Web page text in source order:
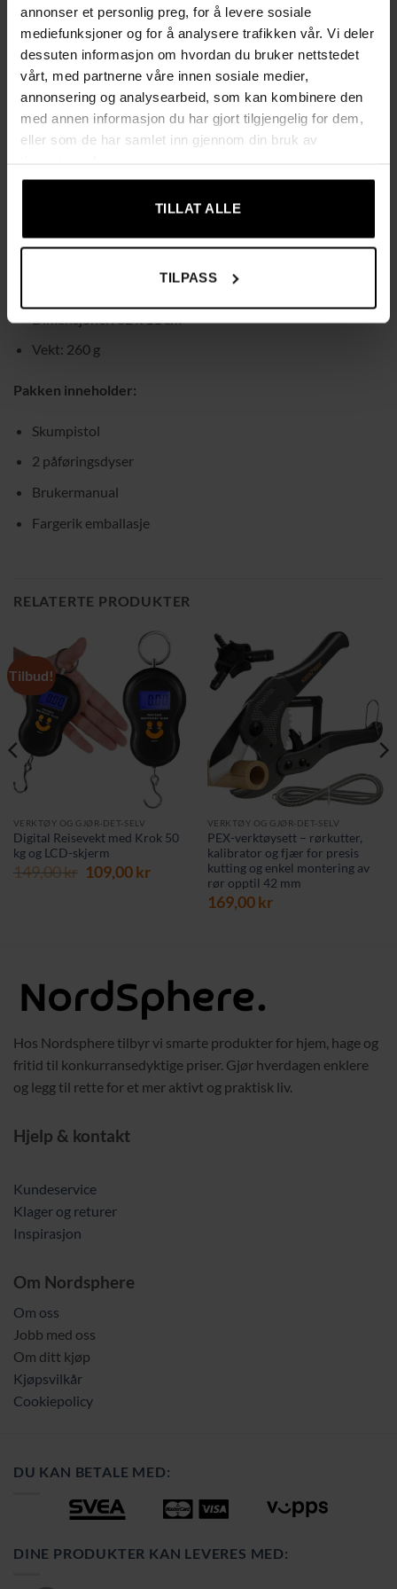
annonser et personlig preg, for å levere sosiale
mediefunksjoner og for å analysere trafikken vår. Vi deler
dessuten informasjon om hvordan du bruker nettstedet
vårt, med partnerne våre innen sosiale medier,
annonsering og analysearbeid, som kan kombinere den
med annen informasjon du har gjort tilgjengelig for dem,
eller som de har samlet inn gjennom din bruk av
TILLAT ALLE
TILPASS
Ergonomisk og sklisikkert håndtak– Tilpasser seg
naturlig til håndbevegelser og reduserer tretthet ved
lengre bruk.
Ekstra trygghet– Medfølgende ettermarkedspakke gir
økt brukskomfort.
Vekt: 260 g
Pakken inneholder:
Skumpistol
2 påføringsdyser
Brukermanual
Fargerik emballasje
RELATERTE PRODUKTER
Tilbud!
VERKTØY OG GJØR-DET-SELV
Digital Reisevekt med Krok 50
kg og LCD-skjerm
149,00kr Opprinnelig
109,00krNåværende
VERKTØY OG GJØR-DET-SELV
PEX-verktøysett – rørkutter,
kalibrator og fjær for presis
kutting og enkel montering av
rør opptil 42 mm
169,00kr
Hos Nordsphere tilbyr vi smarte produkter for hjem, hage og
fritid til konkurransedyktige priser. Gjør hverdagen enklere
og legg til rette for et mer aktivt og praktisk liv.
Hjelp & kontakt
Kundeservice
Klager og returer
Inspirasjon
Om Nordsphere
Om oss
Jobb med oss
Om ditt kjøp
Kjøpsvilkår
Cookiepolicy
DU KAN BETALE MED:
DINE PRODUKTER KAN LEVERES MED: